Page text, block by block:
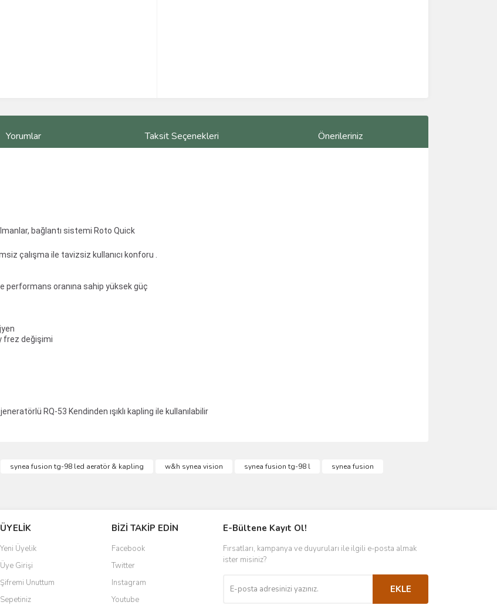
Yorumlar Taksit Seçenekleri Önerileriniz
bağlantı sistemi Roto Quick
çalışma ile tavizsiz kullanıcı konforu .
performans oranına sahip yüksek güç
frez değişimi
RQ-53 Kendinden ışıklı kapling ile kullanılabilir
Bu ürüne ilk yorumu siz yapın!
synea fusion tg-98 led aeratör & kapling w&h synea vision synea fusion tg-98 l
synea fusion
ÜYELİK
Yeni Üyelik
Üye Girişi
Şifremi Unuttum
Sepetiniz
BİZİ TAKİP EDİN
Facebook
Twitter
Instagram
Youtube
E-Bültene Kayıt Ol!
Fırsatları, kampanya ve duyuruları ile ilgili e-posta almak
ister misiniz?
EKLE